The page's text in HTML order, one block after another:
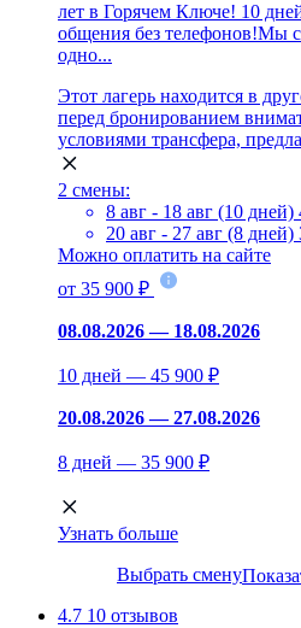
лет в Горячем Ключе! 10
общения без телефонов!Мы
одно...
Этот лагерь находится в
перед бронированием
условиями трансфера,
2 смены:
8 авг - 18 авг (10 дней)
20 авг - 27 авг (8 дней)
Можно оплатить на сайте
от 35 900 ₽
08.08.2026 — 18.08.2026
10 дней — 45 900 ₽
20.08.2026 — 27.08.2026
8 дней — 35 900 ₽
Узнать больше
Выбрать смену
4.7 10 отзывов